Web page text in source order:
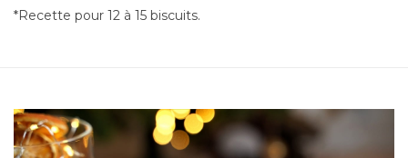
*Recette pour 12 à 15 biscuits.